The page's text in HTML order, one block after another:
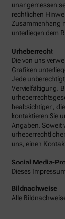
unangemessen
rechtlichen
Zusammenhang
unterliegen dem
Urheberrecht
Die von uns
Grafiken
Jede
Vervielfältigung,
beabsichtigen,
kontaktieren Sie
Angaben. Soweit
uns, einen
Social Media-
Dieses
Bildnachweise
Alle